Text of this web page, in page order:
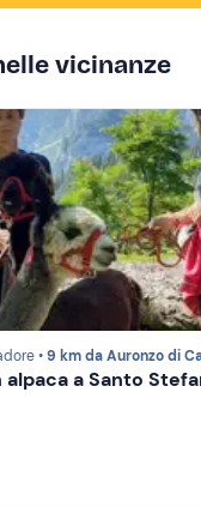
vicinanze
•9 km da Auronzo di
a Santo